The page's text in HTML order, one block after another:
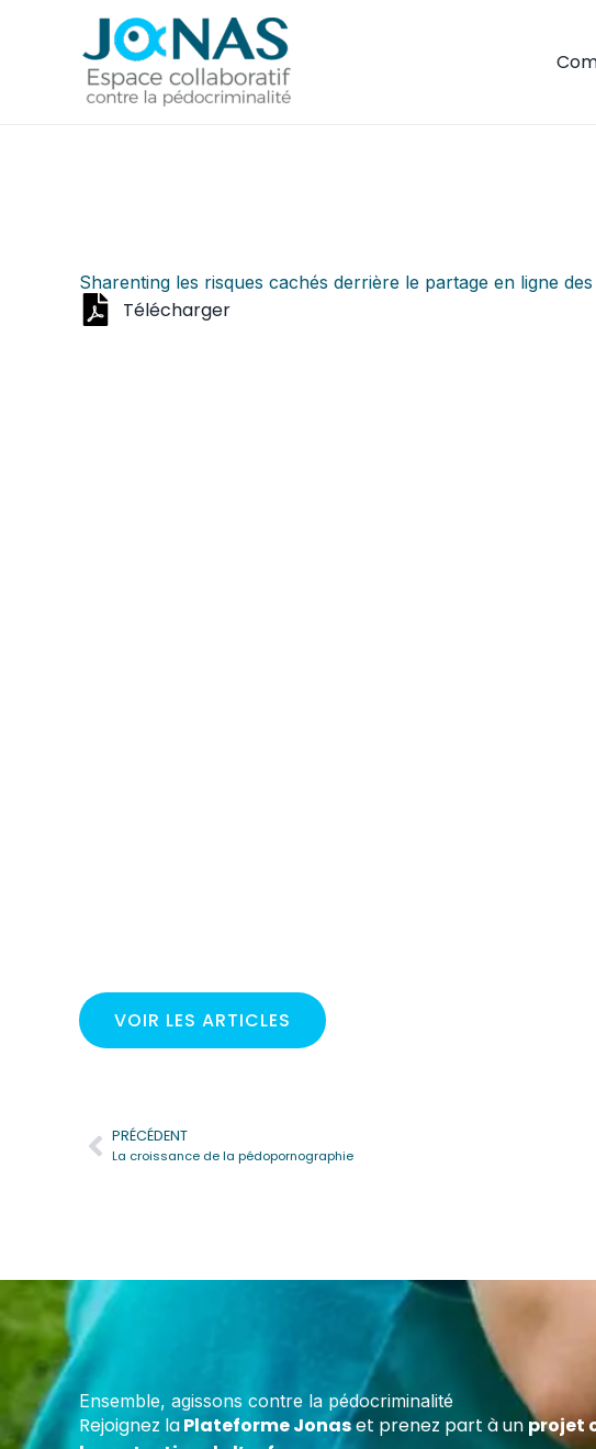
Sharenting les risques cachés derrière le partage en ligne
Télécharger
VOIR LES ARTICLES
Précédent
PRÉCÉDENT
La croissance de la pédopornographie
Ensemble, agissons contre la pédocriminalité
Rejoignez laPlateforme Jonaset prenez part à unprojet
Devenez
Certification
Formez-vous
maltraitances
écoles, centres
associations.